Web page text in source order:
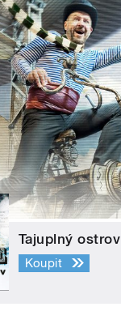
Tajuplný ostrov
Koupit